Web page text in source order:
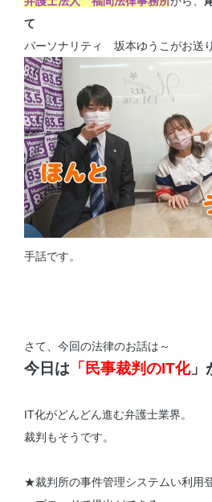
て
パーソナリティ 坂本ゆうこがお送り
手話です。
さて、今回の法律のお話は～
今日は 「民事裁判のIT化」
IT化がどんどん進む弁護士業界。
裁判もそうです。
★裁判所の事件管理システムい利用